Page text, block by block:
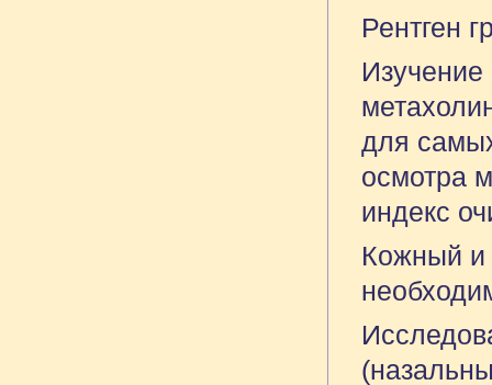
Рентген
для
осмотра
индекс
Кожный и